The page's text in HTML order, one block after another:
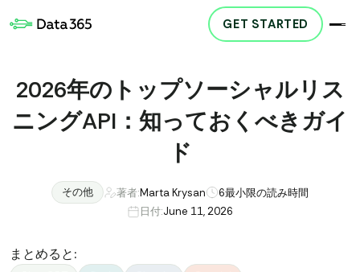
GET STARTED
2026年のトップソーシャルリス
ニングAPI：知っておくべきガイ
ド
その他 著者:Marta Krysan 6最小限の読み時間
日付:June 11, 2026
まとめると: